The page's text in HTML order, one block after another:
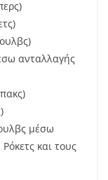
ανταλλαγής
μέσω
και τους